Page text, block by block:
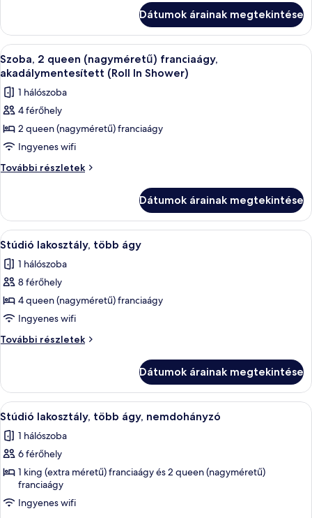
(nagyméretű)
franciaágy,
nemdohányzó
(nagyméretű)
franciaágy,
nemdohányzó
további
részletei
Dátumok árainak megtekintése
A
következő
szoba
összes
képének
megtekintése:
Szoba,
2
franciaágy,
akadálymentesített
(Roll
In
Shower)
Széf a szobában, sötétítőfüggöny,
2
Szoba, 2 queen (nagyméretű) franciaágy,
akadálymentesített (Roll In Shower)
1 hálószoba
4 férőhely
2 queen (nagyméretű) franciaágy
Ingyenes wifi
További részletek
Szoba,
franciaágy,
akadálymentesített
(Roll
Shower)
további
Dátumok árainak megtekintése
A
következő
szoba
összes
képének
megtekintése:
Stúdió
lakosztály,
ágy
Széf a szobában, sötétítőfüggöny,
3
Stúdió lakosztály, több ágy
1 hálószoba
8 férőhely
4 queen (nagyméretű) franciaágy
Ingyenes wifi
További részletek
Stúdió
további
részletei
Dátumok árainak megtekintése
A
következő
szoba
összes
képének
megtekintése:
Stúdió
Széf a szobában, sötétítőfüggöny,
4
Stúdió lakosztály, több ágy, nemdohányzó
1 hálószoba
6 férőhely
1 king (extra méretű) franciaágy és 2 queen (nagyméretű)
franciaágy
Ingyenes wifi